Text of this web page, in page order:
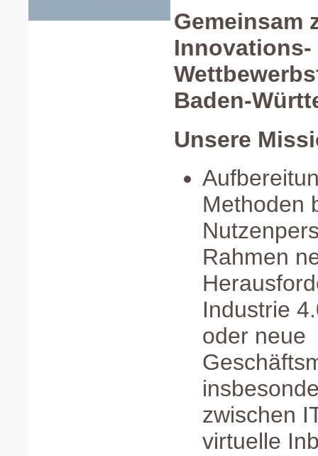
Gemeinsam
Innovations-
Baden-
Unsere
Methoden
Rahmen
Industrie
oder neue
zwischen
virtuelle